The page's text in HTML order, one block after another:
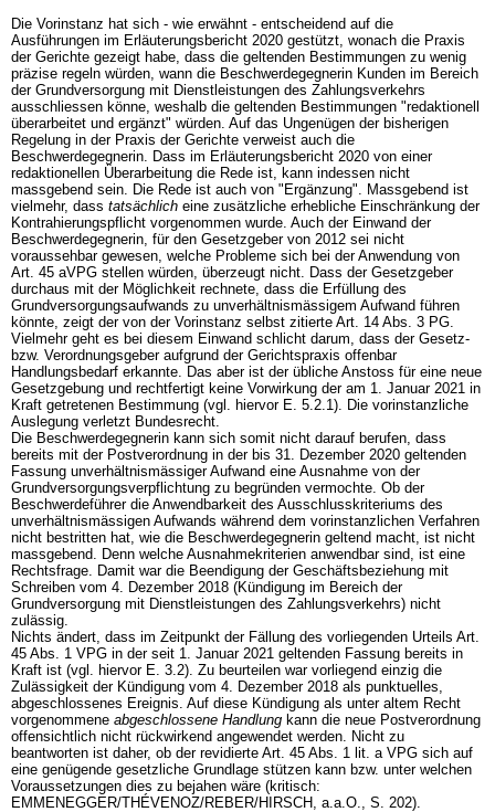
Die Vorinstanz hat sich - wie erwähnt - entscheidend auf die
Ausführungen im Erläuterungsbericht 2020 gestützt, wonach die Praxis
der Gerichte gezeigt habe, dass die geltenden Bestimmungen zu wenig
präzise regeln würden, wann die Beschwerdegegnerin Kunden im Bereich
der Grundversorgung mit Dienstleistungen des Zahlungsverkehrs
ausschliessen könne, weshalb die geltenden Bestimmungen "redaktionell
überarbeitet und ergänzt" würden. Auf das Ungenügen der bisherigen
Regelung in der Praxis der Gerichte verweist auch die
Beschwerdegegnerin. Dass im Erläuterungsbericht 2020 von einer
redaktionellen Überarbeitung die Rede ist, kann indessen nicht
massgebend sein. Die Rede ist auch von "Ergänzung". Massgebend ist
vielmehr, dass tatsächlich eine zusätzliche erhebliche Einschränkung der
Kontrahierungspflicht vorgenommen wurde. Auch der Einwand der
Beschwerdegegnerin, für den Gesetzgeber von 2012 sei nicht
voraussehbar gewesen, welche Probleme sich bei der Anwendung von
Art. 45 aVPG stellen würden, überzeugt nicht. Dass der Gesetzgeber
durchaus mit der Möglichkeit rechnete, dass die Erfüllung des
Grundversorgungsaufwands zu unverhältnismässigem Aufwand führen
könnte, zeigt der von der Vorinstanz selbst zitierte Art. 14 Abs. 3 PG.
Vielmehr geht es bei diesem Einwand schlicht darum, dass der Gesetz-
bzw. Verordnungsgeber aufgrund der Gerichtspraxis offenbar
Handlungsbedarf erkannte. Das aber ist der übliche Anstoss für eine neue
Gesetzgebung und rechtfertigt keine Vorwirkung der am 1. Januar 2021 in
Kraft getretenen Bestimmung (vgl. hiervor E. 5.2.1). Die vorinstanzliche
Auslegung verletzt Bundesrecht.
Die Beschwerdegegnerin kann sich somit nicht darauf berufen, dass
bereits mit der Postverordnung in der bis 31. Dezember 2020 geltenden
Fassung unverhältnismässiger Aufwand eine Ausnahme von der
Grundversorgungsverpflichtung zu begründen vermochte. Ob der
Beschwerdeführer die Anwendbarkeit des Ausschlusskriteriums des
unverhältnismässigen Aufwands während dem vorinstanzlichen Verfahren
nicht bestritten hat, wie die Beschwerdegegnerin geltend macht, ist nicht
massgebend. Denn welche Ausnahmekriterien anwendbar sind, ist eine
Rechtsfrage. Damit war die Beendigung der Geschäftsbeziehung mit
Schreiben vom 4. Dezember 2018 (Kündigung im Bereich der
Grundversorgung mit Dienstleistungen des Zahlungsverkehrs) nicht
zulässig.
Nichts ändert, dass im Zeitpunkt der Fällung des vorliegenden Urteils Art.
45 Abs. 1 VPG in der seit 1. Januar 2021 geltenden Fassung bereits in
Kraft ist (vgl. hiervor E. 3.2). Zu beurteilen war vorliegend einzig die
Zulässigkeit der Kündigung vom 4. Dezember 2018 als punktuelles,
abgeschlossenes Ereignis. Auf diese Kündigung als unter altem Recht
vorgenommene abgeschlossene Handlung kann die neue Postverordnung
offensichtlich nicht rückwirkend angewendet werden. Nicht zu
beantworten ist daher, ob der revidierte Art. 45 Abs. 1 lit. a VPG sich auf
eine genügende gesetzliche Grundlage stützen kann bzw. unter welchen
Voraussetzungen dies zu bejahen wäre (kritisch:
EMMENEGGER/THÉVENOZ/REBER/HIRSCH, a.a.O., S. 202).